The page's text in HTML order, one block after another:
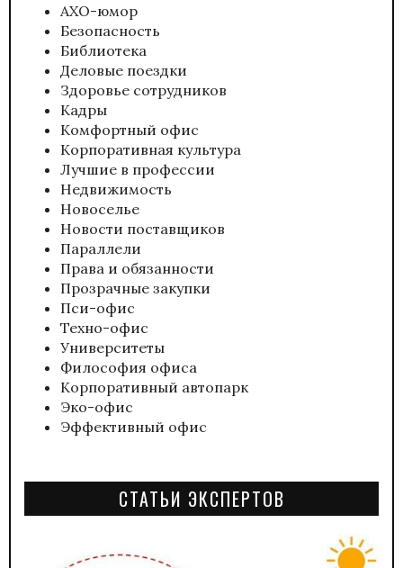
АХО-юмор
Безопасность
Библиотека
Деловые поездки
Здоровье сотрудников
Кадры
Комфортный офис
Корпоративная культура
Лучшие в профессии
Недвижимость
Новоселье
Новости поставщиков
Параллели
Права и обязанности
Прозрачные закупки
Пси-офис
Техно-офис
Университеты
Философия офиса
Корпоративный автопарк
Эко-офис
Эффективный офис
СТАТЬИ ЭКСПЕРТОВ